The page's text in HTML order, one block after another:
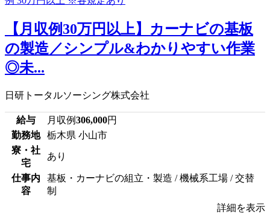
【月収例30万円以上】カーナビの基板
の製造／シンプル&わかりやすい作業
◎未...
日研トータルソーシング株式会社
給与 月収例306,000円
勤務地
栃木県 小山市
寮・社
宅
あり
仕事内
容
基板・カーナビの組立・製造 / 機械系工場 / 交替
制
詳細を表示